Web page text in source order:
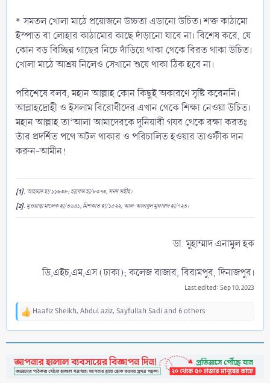
* সমতল খোলা মাঠে প্রয়োজনে উচ্চতা এড়ানো উচিত। শক্ত কাঠামো
ইস্পাত বা লোহার কাঠামোর কাছে দাঁড়ানো যাবে না। বিশেষ করে, যে
কোন বড় বিচ্ছিন্ন গাছের নিচে দাঁড়িয়ে থাকা থেকে বিরত থাকা উচিত।
খোলা মাঠে আশ্রয় নিলেও সেখানে শুয়ে থাকা ঠিক হবে না।
পরিশেষে বলব, মহান আল্লাহ কোন কিছুই অকারণে সৃষ্টি করেননি।
আল্লাহদ্রোহী ও ইসলাম বিরোধীদের এখান থেকে শিক্ষা নেওয়া উচিত।
মহান আল্লাহ তা‘আলা আমাদেরকে দুনিয়াবী গযব থেকে রক্ষা করতঃ
তাঁর প্রদর্শিত পথে অটল থাকার ও পরিচালিত হওয়ার তাওফীক দান
করুন-আমীন!
[1]. আহমাদ হা/১১৬৩৮; হাকেম হা/৮৩৭৩, সনদ সহীহ।
[2]. মুওয়াত্ত্বা মালেক হা/৩৬৪১; মিশকাত হা/১৫২২; আল-আদাবুল মুফারাদ হা/৭২৩।
ডা. মুহাম্মাদ এনামুল হক
ডি,এইচ,এম,এস (ঢাকা); কলেজ বাজার, বিরামপুর, দিনাজপুর।​
Last edited: Sep 10, 2023
R
t
i
Haafiz Sheikh, Abdul aziz, Sayfullah Sadiand 6 others